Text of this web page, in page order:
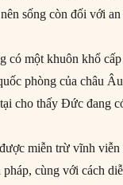
sống còn đối với
có một khuôn khổ
phòng của châu
cho thấy Đức đang
miễn trừ vĩnh
pháp, cùng với cách